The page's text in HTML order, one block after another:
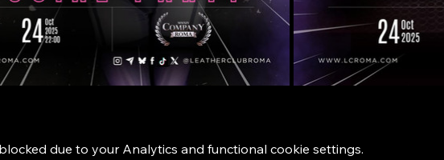
due to your Analytics and functional cookie settings.